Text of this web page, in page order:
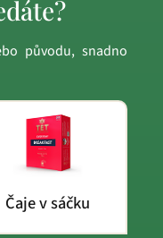
původu, snadno
Čaje v sáčku